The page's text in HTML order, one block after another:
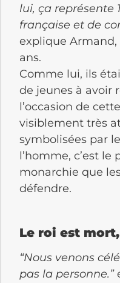
lui, ça représente
française et de
explique
ans.
Comme lui, ils
de jeunes à avoir
l’occasion de
visiblement très
symbolisées par
l’homme, c’est
monarchie que
défendre.
Le roi est
“Nous venons
pas la personne.”